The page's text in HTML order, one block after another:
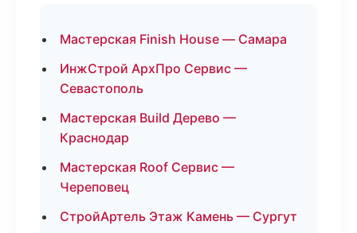
Мастерская Finish House — Самара
ИнжСтрой АрхПро Сервис —
Севастополь
Мастерская Build Дерево —
Краснодар
Мастерская Roof Сервис —
Череповец
СтройАртель Этаж Камень — Сургут